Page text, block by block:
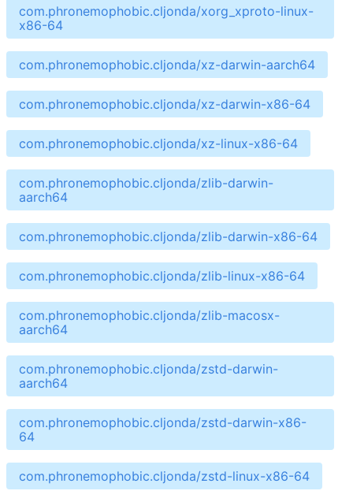
com.phronemophobic.cljonda/xorg_xproto-linux-
x86-64
com.phronemophobic.cljonda/xz-darwin-aarch64
com.phronemophobic.cljonda/xz-darwin-x86-64
com.phronemophobic.cljonda/xz-linux-x86-64
com.phronemophobic.cljonda/zlib-darwin-
aarch64
com.phronemophobic.cljonda/zlib-darwin-x86-64
com.phronemophobic.cljonda/zlib-linux-x86-64
com.phronemophobic.cljonda/zlib-macosx-
aarch64
com.phronemophobic.cljonda/zstd-darwin-
aarch64
com.phronemophobic.cljonda/zstd-darwin-x86-
64
com.phronemophobic.cljonda/zstd-linux-x86-64